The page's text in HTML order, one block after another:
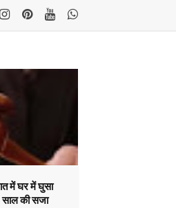
में घर में घुसा
साल की सजा